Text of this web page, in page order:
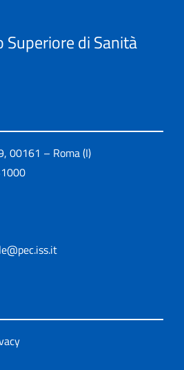
Superiore di Sanità
00161 – Roma (I)